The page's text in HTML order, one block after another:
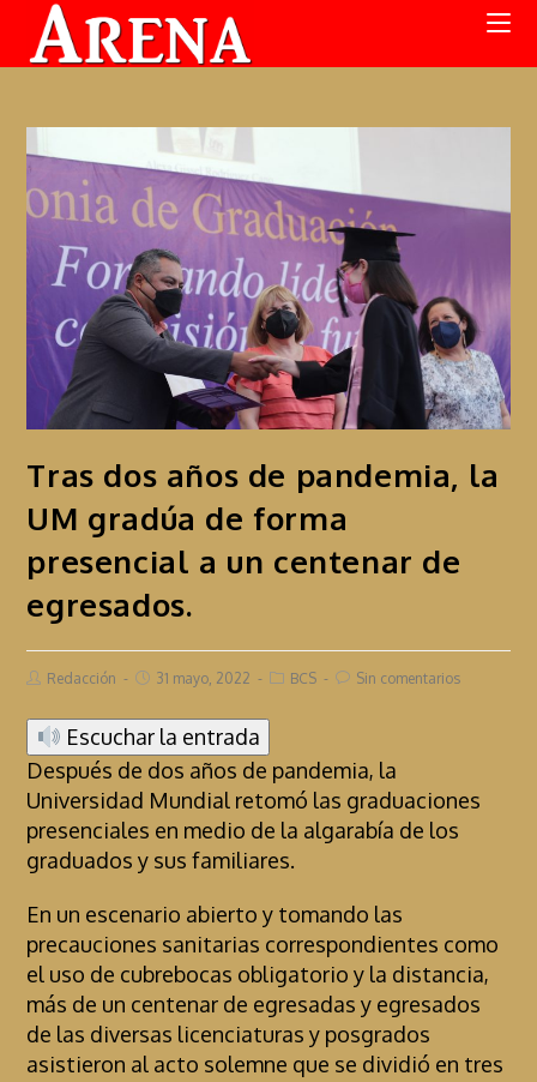
Tras dos años de pandemia, la
UM gradúa de forma
presencial a un centenar de
egresados.
Redacción 31 mayo, 2022 BCS Sin comentarios
Escuchar la entrada
Después de dos años de pandemia, la
Universidad Mundial retomó las graduaciones
presenciales en medio de la algarabía de los
graduados y sus familiares.
En un escenario abierto y tomando las
precauciones sanitarias correspondientes como
el uso de cubrebocas obligatorio y la distancia,
más de un centenar de egresadas y egresados
de las diversas licenciaturas y posgrados
asistieron al acto solemne que se dividió en tres